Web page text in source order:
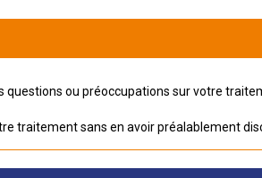
questions ou préoccupations sur votre
traitement sans en avoir préalablement